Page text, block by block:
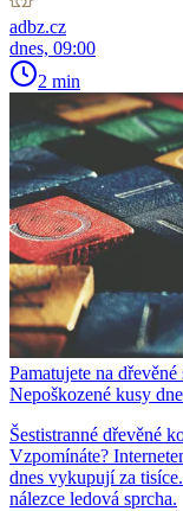
adbz.cz
dnes, 09:00
2 min
Pamatujete na
Nepoškozené kusy
Šestistranné dřevěné
Vzpomínáte?
dnes vykupují za
nálezce ledová sprcha.